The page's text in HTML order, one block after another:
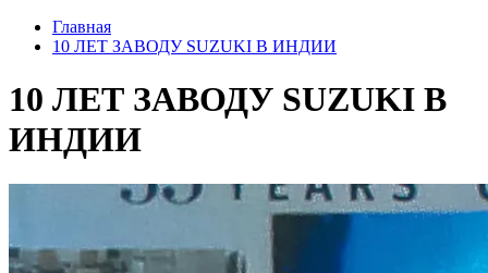
Главная
10 ЛЕТ ЗАВОДУ SUZUKI В ИНДИИ
10 ЛЕТ ЗАВОДУ SUZUKI В
ИНДИИ